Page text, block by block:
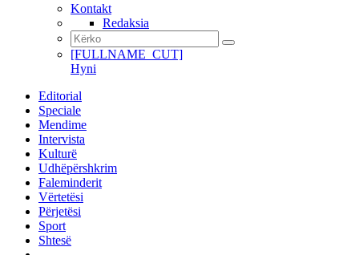
Kontakt
Redaksia
[FULLNAME_CUT]
Hyni
Editorial
Speciale
Mendime
Intervista
Kulturë
Udhëpërshkrim
Faleminderit
Vërtetësi
Përjetësi
Sport
Shtesë